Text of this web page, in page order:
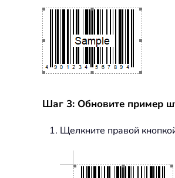
Шаг 3: Обновите пример
Щелкните правой